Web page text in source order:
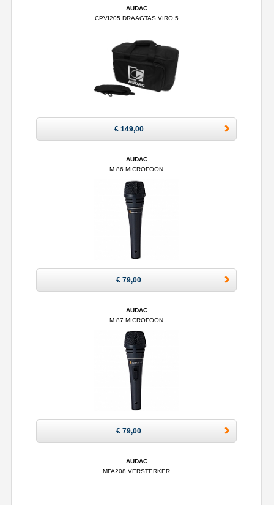
AUDAC
CPVI205 DRAAGTAS VIRO 5
€ 149,00
AUDAC
M 86 MICROFOON
€ 79,00
AUDAC
M 87 MICROFOON
€ 79,00
AUDAC
MFA208 VERSTERKER